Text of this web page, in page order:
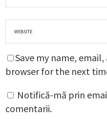
Save my name,
browser for the next
Notifică-mă prin
comentarii.